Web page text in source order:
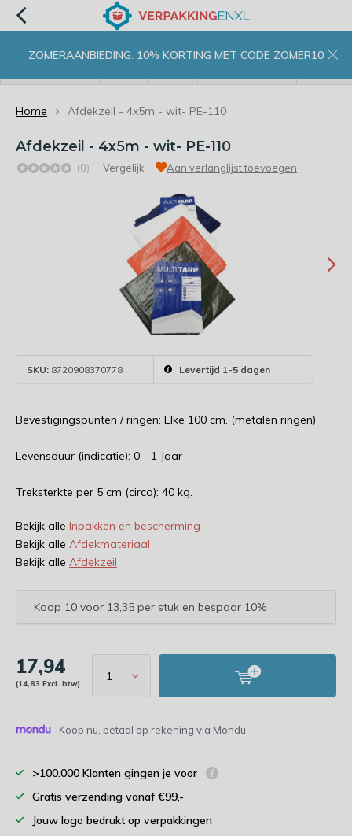
ZOMERAANBIEDING: 10% KORTING MET CODE ZOMER10
Home Afdekzeil - 4x5m - wit- PE-110
Afdekzeil - 4x5m - wit- PE-110
(0) Vergelijk Aan verlanglijst toevoegen
SKU: 8720908370778 Levertijd 1-5 dagen
Bevestigingspunten / ringen: Elke 100 cm. (metalen ringen)
Levensduur (indicatie): 0 - 1 Jaar
Treksterkte per 5 cm (circa): 40 kg.
Bekijk alle Inpakken en bescherming
Bekijk alle Afdekmateriaal
Bekijk alle Afdekzeil
Koop 10 voor 13,35 per stuk en bespaar 10%
17,94
(14,83 Excl. btw)
Koop nu, betaal op rekening via Mondu
>100.000 Klanten gingen je voor
Gratis verzending vanaf €99,-
Jouw logo bedrukt op verpakkingen